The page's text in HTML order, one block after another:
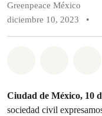
Greenpeace México
diciembre 10, 2023
•
Ciudad de México, 10
sociedad civil